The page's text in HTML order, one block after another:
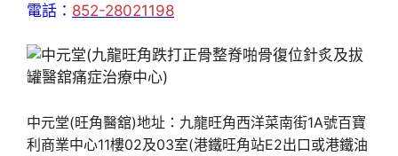
電話： 852-28021198
中元堂(旺角醫舘)地址：九龍旺角西洋菜南街1A號百寶
利商業中心11樓02及03室(港鐵旺角站E2出口或港鐵油